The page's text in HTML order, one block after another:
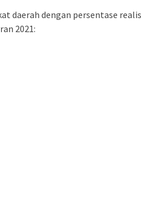
daerah dengan persentase
2021: